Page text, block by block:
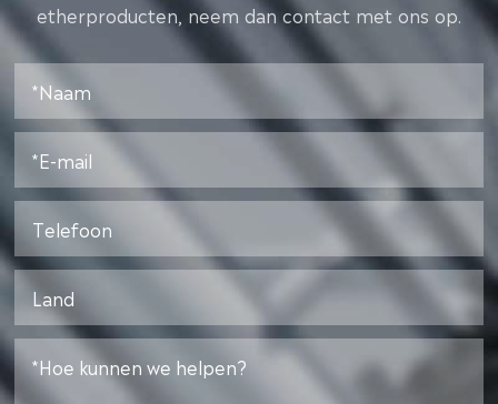
etherproducten, neem dan contact met ons op.